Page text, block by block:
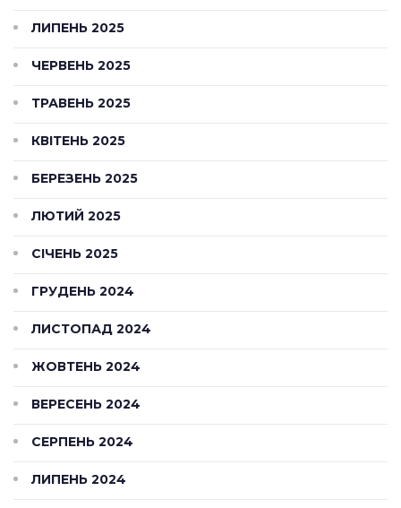
ЛИПЕНЬ 2025
ЧЕРВЕНЬ 2025
ТРАВЕНЬ 2025
КВІТЕНЬ 2025
БЕРЕЗЕНЬ 2025
ЛЮТИЙ 2025
СІЧЕНЬ 2025
ГРУДЕНЬ 2024
ЛИСТОПАД 2024
ЖОВТЕНЬ 2024
ВЕРЕСЕНЬ 2024
СЕРПЕНЬ 2024
ЛИПЕНЬ 2024